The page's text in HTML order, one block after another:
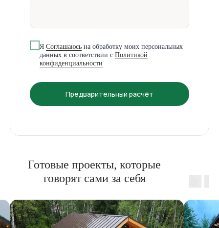
Я Cоглашаюсь на обработку моих персональных
данных в соответствии с Политикой
конфиденциальности
Предварительный расчёт
Готовые проекты, которые
говорят сами за себя